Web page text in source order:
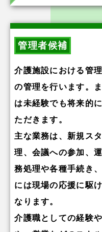
管理者候補
介護施設における管
の管理を行います。
は未経験でも将来的
ただきます。
主な業務は、新規ス
理、会議への参加、
務処理や各種手続き
には現場の応援に駆
なります。
介護職としての経験